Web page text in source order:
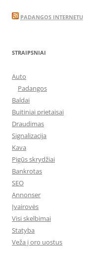
PADANGOS INTERNETU
STRAIPSNIAI
Auto
Padangos
Baldai
Buitiniai prietaisai
Draudimas
Signalizacija
Kava
Pigūs skrydžiai
Bankrotas
SEO
Annonser
Įvairovės
Visi skelbimai
Statyba
Veža į oro uostus